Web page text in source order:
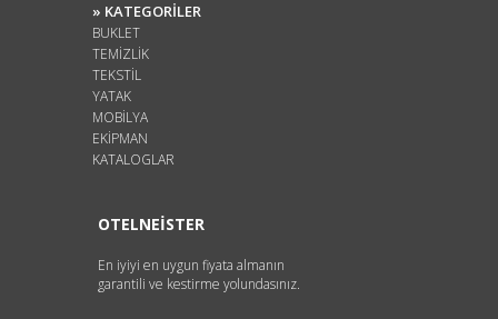
» KATEGORİLER
BUKLET
TEMİZLİK
TEKSTİL
YATAK
MOBİLYA
EKİPMAN
KATALOGLAR
OTELNEİSTER
En iyiyi en uygun fiyata almanın
garantili ve kestirme yolundasınız.